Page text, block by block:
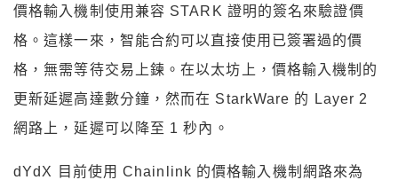
價格輸入機制使用兼容 STARK 證明的簽名來驗證價
格。這樣一來，智能合約可以直接使用已簽署過的價
格，無需等待交易上鍊。在以太坊上，價格輸入機制的
更新延遲高達數分鐘，然而在 StarkWare 的 Layer 2
網路上，延遲可以降至 1 秒內。
dYdX 目前使用 Chainlink 的價格輸入機制網路來為